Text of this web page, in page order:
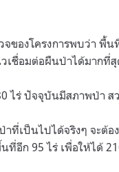
จของโครงการพบว่า
เชื่อมต่อผืนป่าได้มากที่
ไร่ ปัจจุบันมีสภาพป่า ส
าที่เป็นไปได้จริงๆ จะ
ที่อีก 95 ไร่ เพื่อให้ได้